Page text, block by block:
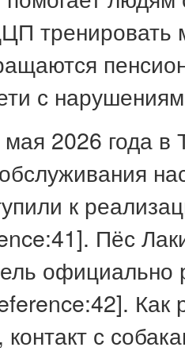
с
2026 года в
к
Пёс
официально
Как
с